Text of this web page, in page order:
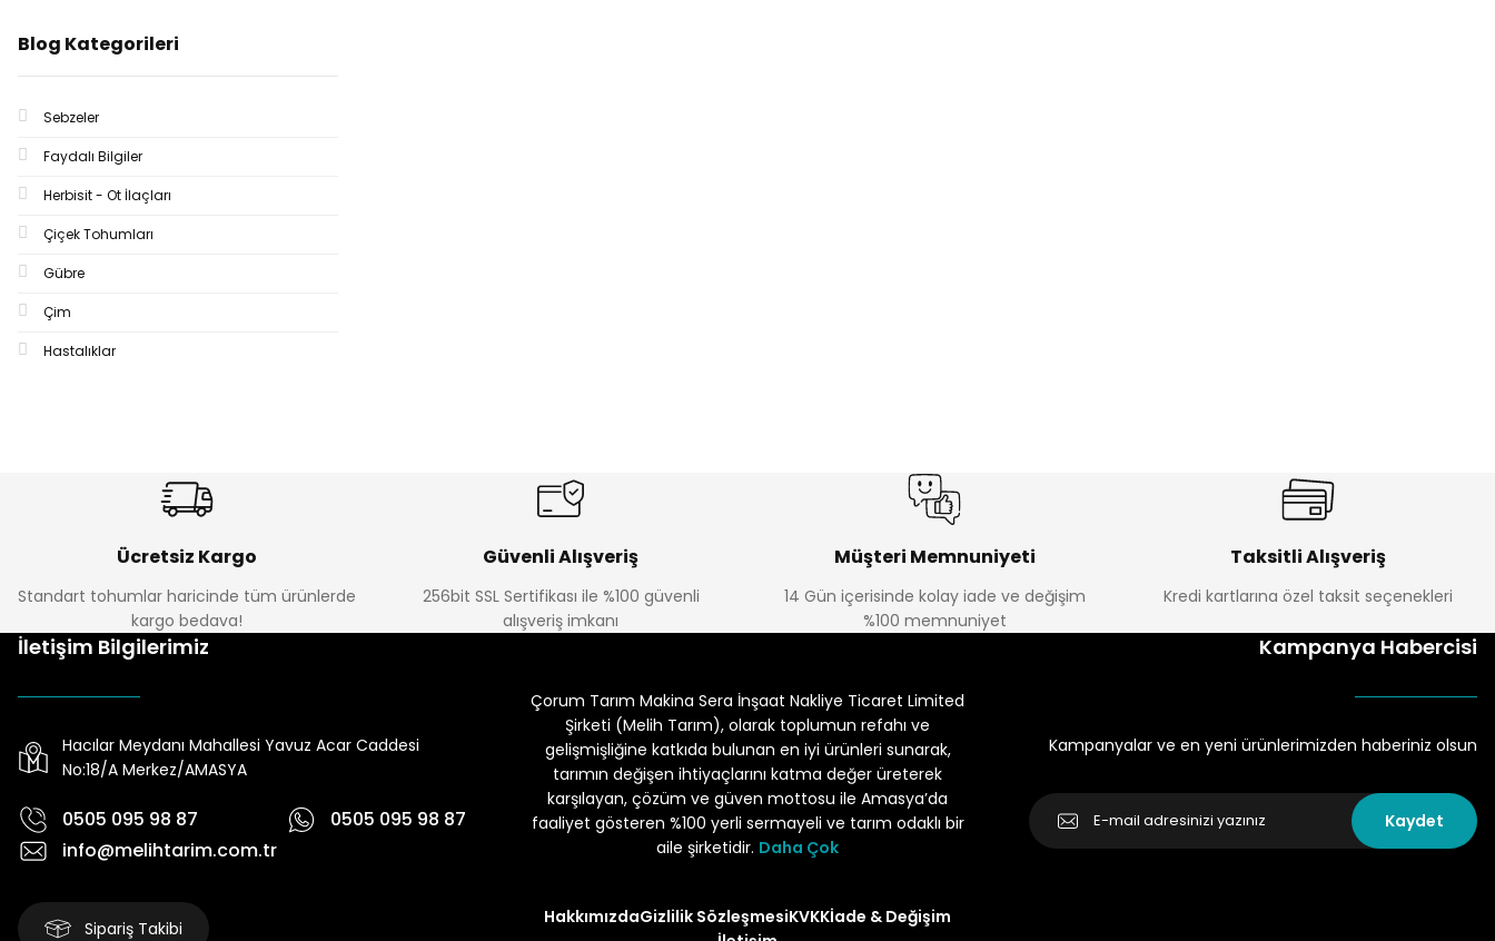
Blog Kategorileri
Sebzeler
Faydalı Bilgiler
Herbisit - Ot İlaçları
Çiçek Tohumları
Gübre
Çim
Hastalıklar
Ücretsiz Kargo
Standart tohumlar haricinde tüm ürünlerde
kargo bedava!
Güvenli Alışveriş
256bit SSL Sertifikası ile %100 güvenli
alışveriş imkanı
Müşteri Memnuniyeti
14 Gün içerisinde kolay iade ve değişim
%100 memnuniyet
Taksitli Alışveriş
Kredi kartlarına özel taksit seçenekleri
İletişim Bilgilerimiz
Hacılar Meydanı Mahallesi Yavuz Acar Caddesi
No:18/A Merkez/AMASYA
0505 095 98 87
0505 095 98 87
info@melihtarim.com.tr
Sipariş Takibi
Çorum Tarım Makina Sera İnşaat Nakliye Ticaret Limited
Şirketi (Melih Tarım), olarak toplumun refahı ve
gelişmişliğine katkıda bulunan en iyi ürünleri sunarak,
tarımın değişen ihtiyaçlarını katma değer üreterek
karşılayan, çözüm ve güven mottosu ile Amasya’da
faaliyet gösteren %100 yerli sermayeli ve tarım odaklı bir
aile şirketidir. Daha Çok
HakkımızdaGizlilik SözleşmesiKVKKİade & Değişim
Kampanya Habercisi
Kampanyalar ve en yeni ürünlerimizden haberiniz olsun
Kaydet